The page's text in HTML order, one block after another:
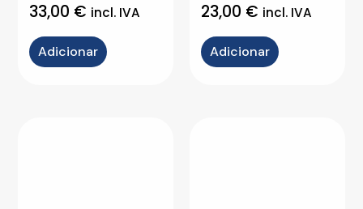
33,00 € incl. IVA
Adicionar
23,00 € incl. IVA
Adicionar